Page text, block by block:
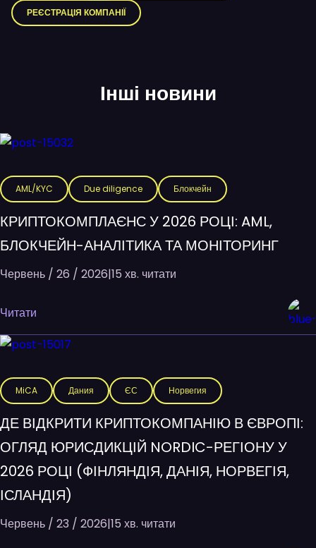
РЕЄСТРАЦІЯ КОМПАНІЇ
Інші новини
AML/KYC Due diligence Блокчейн
КРИПТОКОМПЛАЄНС У 2026 РОЦІ: AML,
БЛОКЧЕЙН-АНАЛІТИКА ТА МОНІТОРИНГ
Червень / 26 / 2026|15 хв. читати
Читати
MiCA Дания ЄС Норвегия
ДЕ ВІДКРИТИ КРИПТОКОМПАНІЮ В ЄВРОПІ:
ОГЛЯД ЮРИСДИКЦІЙ NORDIC-РЕГІОНУ У
2026 РОЦІ (ФІНЛЯНДІЯ, ДАНІЯ, НОРВЕГІЯ,
ІСЛАНДІЯ)
Червень / 23 / 2026|15 хв. читати